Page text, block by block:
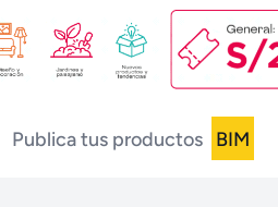
Publica tus productos BIM